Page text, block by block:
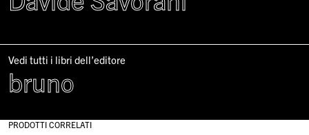
Vedi tutti i libri dell’editore
bruno
PRODOTTI CORRELATI